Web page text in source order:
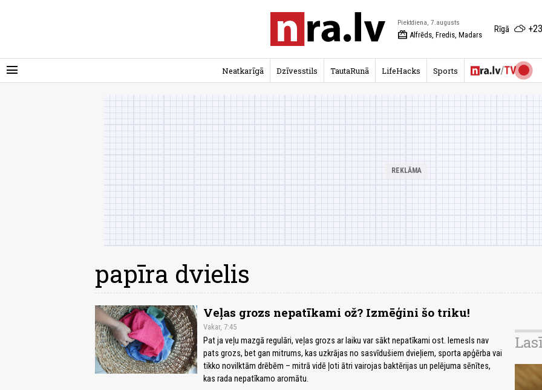
menu
Piektdiena, 7.augusts
redeem Alfrēds, Fredis, Madars
Rīgā
Neatkarīgā Dzīvesstils TautaRunā LifeHacks Sports
papīra dvielis
Veļas grozs nepatīkami ož? Izmēģini šo triku!
Vakar, 7:45
Pat ja veļu mazgā regulāri, veļas grozs ar laiku var sākt nepatīkami ost. Iemesls nav
pats grozs, bet gan mitrums, kas uzkrājas no sasvīdušiem dvieļiem, sporta apģērba vai
tikko novilktām drēbēm – mitrā vidē ļoti ātri vairojas baktērijas un pelējuma sēnītes,
kas rada nepatīkamo aromātu.